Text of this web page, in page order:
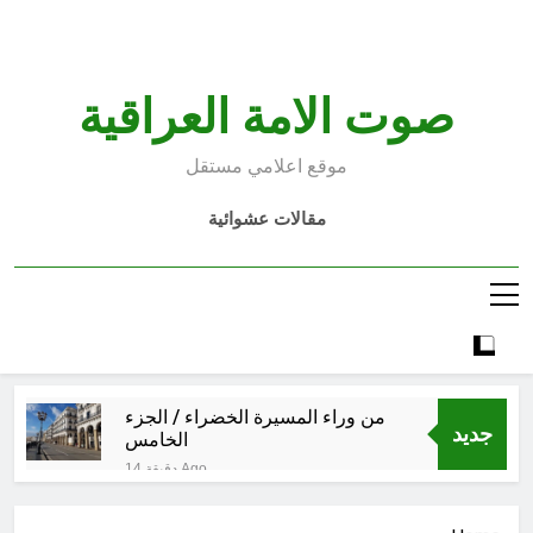
صوت الامة العراقية
موقع اعلامي مستقل
مقالات عشوائية
جديد
من وراء المسيرة الخضراء / الجزء
الخامس
14 دقيقة Ago